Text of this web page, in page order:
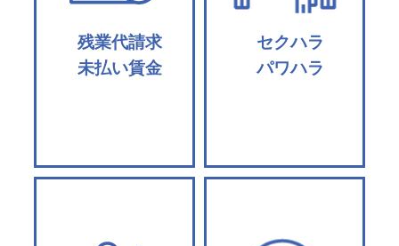
残業代請求
未払い賃金
セクハラ
パワハラ